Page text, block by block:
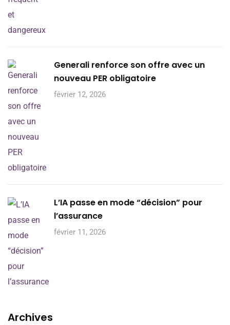
Generali renforce son offre avec un
nouveau PER obligatoire
février 12, 2026
L’IA passe en mode “décision” pour
l’assurance
février 11, 2026
Archives